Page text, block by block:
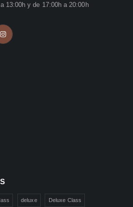
13:00h y de 17:00h a 20:00h
deluxe Deluxe Class